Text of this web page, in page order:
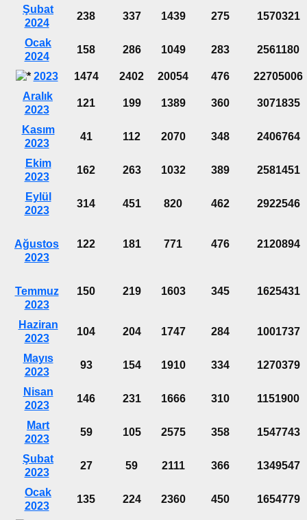
Şubat
2024
238 337 1439 275 1570321
Ocak
2024
158 286 1049 283 2561180
2023 1474 2402 20054 476
22705006
Aralık
2023
121 199 1389 360 3071835
Kasım
2023
41 112 2070 348 2406764
Ekim
2023
162 263 1032 389 2581451
Eylül
2023
314 451 820 462 2922546
Ağustos
2023
122 181 771 476 2120894
Temmuz
2023
150 219 1603 345 1625431
Haziran
2023
104 204 1747 284 1001737
Mayıs
2023
93 154 1910 334 1270379
Nisan
2023
146 231 1666 310 1151900
Mart
2023
59 105 2575 358 1547743
Şubat
2023
27 59 2111 366 1349547
Ocak
2023
135 224 2360 450 1654779